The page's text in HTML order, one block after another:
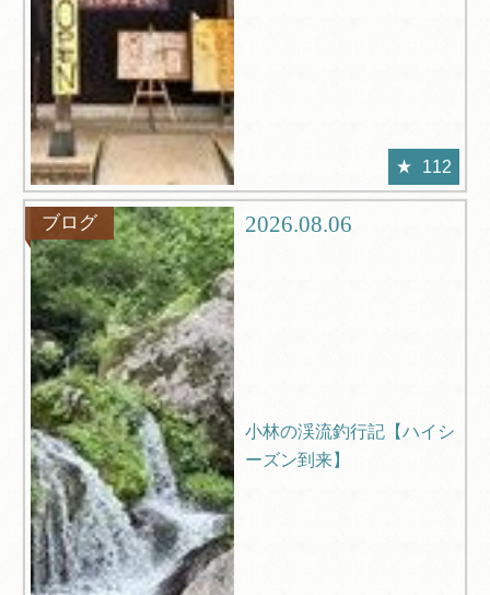
112
ブログ 2026.08.06
小林の渓流釣行記【ハイシ
ーズン到来】